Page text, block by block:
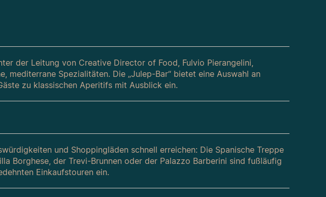
der Leitung von Creative Director of Food, Fulvio Pierangelini,
mediterrane Spezialitäten. Die „Julep-Bar“ bietet eine Auswahl an
zu klassischen Aperitifs mit Ausblick ein.
und Shoppingläden schnell erreichen: Die Spanische Treppe
Borghese, der Trevi-Brunnen oder der Palazzo Barberini sind fußläufig
Einkaufstouren ein.